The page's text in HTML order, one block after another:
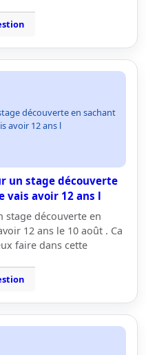
découverte en sachant
avoir 12 ans l
un stage découverte
vais avoir 12 ans l
stage découverte en
12 ans le 10 août . Ca
faire dans cette